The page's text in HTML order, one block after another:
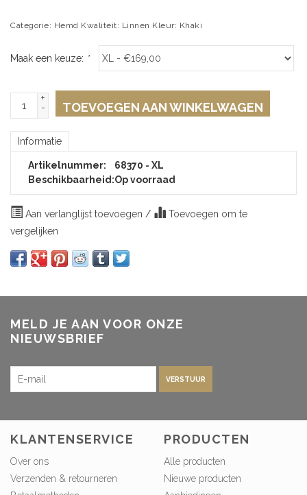
Categorie: Hemd Kwaliteit: Linnen Kleur: Khaki
Maak een keuze: *
+
-
TOEVOEGEN AAN WINKELWAGEN
Informatie
Artikelnummer:
68370 - XL
Beschikbaarheid:Op voorraad
Aan verlanglijst toevoegen /
Toevoegen om te
vergelijken
MELD JE AAN VOOR ONZE
NIEUWSBRIEF
VERSTUUR
KLANTENSERVICE
Over ons
Verzenden & retourneren
PRODUCTEN
Alle producten
Nieuwe producten